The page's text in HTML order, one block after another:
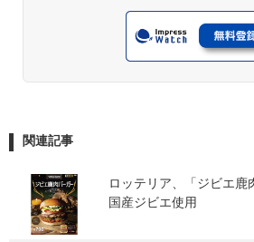
関連記事
ロッテリア、「ジビエ鹿
国産ジビエ使用